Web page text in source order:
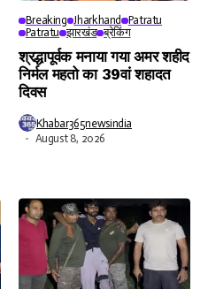
Breaking Jharkhand
Patratu
Patratu झारखंड ब्रेकिंग
श्रद्धापूर्वक मनाया गया अमर शहीद
निर्मल महतो का 39वां शहादत
दिवस
Khabar365newsindia
August 8, 2026